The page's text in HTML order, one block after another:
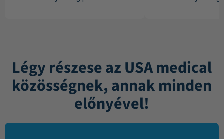
Légy részese az USA medical
közösségnek, annak minden
előnyével!